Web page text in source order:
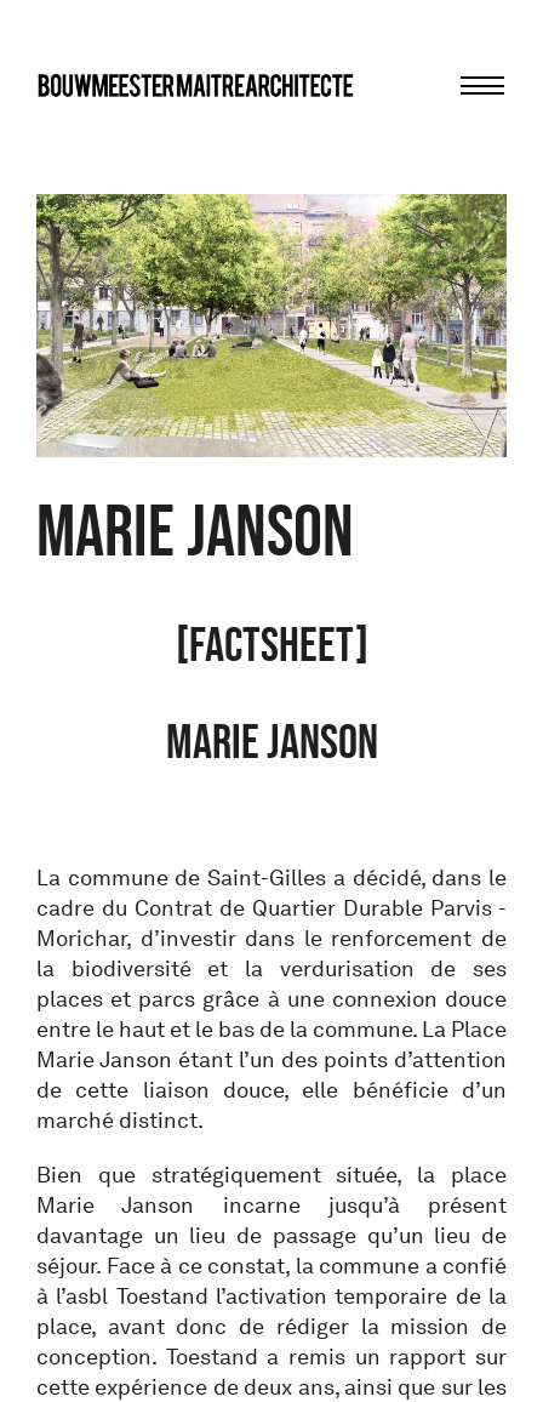
bma
MARIE JANSON
[FACTSHEET]
MARIE JANSON
La commune de Saint-Gilles a décidé, dans le
cadre du Contrat de Quartier Durable Parvis -
Morichar, d’investir dans le renforcement de
la biodiversité et la verdurisation de ses
places et parcs grâce à une connexion douce
entre le haut et le bas de la commune. La Place
Marie Janson étant l’un des points d’attention
de cette liaison douce, elle bénéficie d’un
marché distinct.
Bien que stratégiquement située, la place
Marie Janson incarne jusqu’à présent
davantage un lieu de passage qu’un lieu de
séjour. Face à ce constat, la commune a confié
à l’asbl Toestand l’activation temporaire de la
place, avant donc de rédiger la mission de
conception. Toestand a remis un rapport sur
cette expérience de deux ans, ainsi que sur les